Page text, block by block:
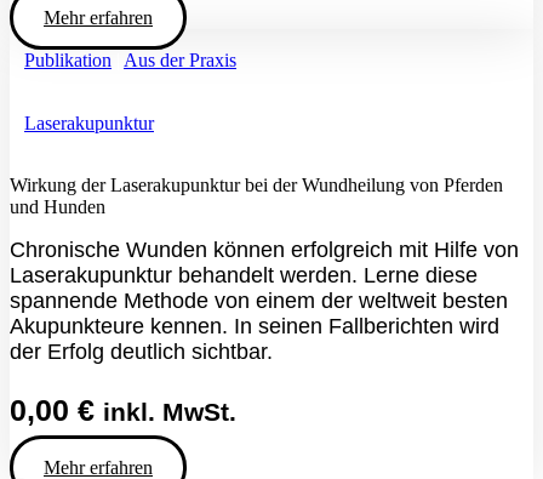
Mehr erfahren
Publikation Aus der Praxis
Laserakupunktur
Wirkung der Laserakupunktur bei der Wundheilung von Pferden
und Hunden
Chronische Wunden können erfolgreich mit Hilfe von
Laserakupunktur behandelt werden. Lerne diese
spannende Methode von einem der weltweit besten
Akupunkteure kennen. In seinen Fallberichten wird
der Erfolg deutlich sichtbar.
0,00 € inkl. MwSt.
Mehr erfahren